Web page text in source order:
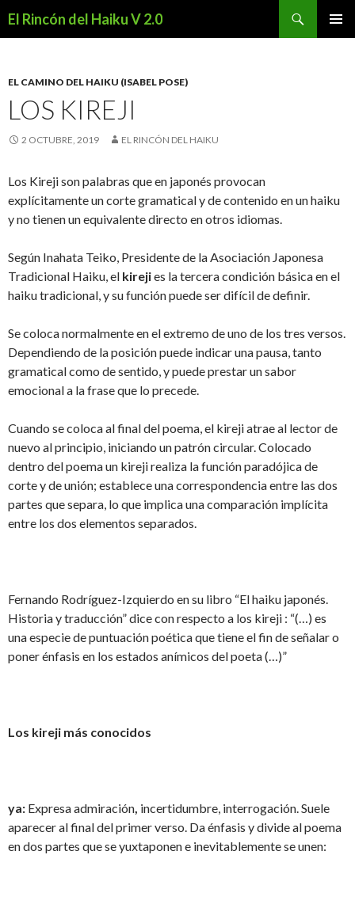
El Rincón del Haiku V 2.0
EL CAMINO DEL HAIKU (ISABEL POSE)
LOS KIREJI
2 OCTUBRE, 2019 EL RINCÓN DEL HAIKU
Los Kireji son palabras que en japonés provocan
explícitamente un corte gramatical y de contenido en un haiku
y no tienen un equivalente directo en otros idiomas.
Según Inahata Teiko, Presidente de la Asociación Japonesa
Tradicional Haiku, el kirejies la tercera condición básica en el
haiku tradicional, y su función puede ser difícil de definir.
Se coloca normalmente en el extremo de uno de los tres versos.
Dependiendo de la posición puede indicar una pausa, tanto
gramatical como de sentido, y puede prestar un sabor
emocional a la frase que lo precede.
Cuando se coloca al final del poema, el kireji atrae al lector de
nuevo al principio, iniciando un patrón circular. Colocado
dentro del poema un kireji realiza la función paradójica de
corte y de unión; establece una correspondencia entre las dos
partes que separa, lo que implica una comparación implícita
entre los dos elementos separados.
Fernando Rodríguez-Izquierdo en su libro “El haiku japonés.
Historia y traducción” dice con respecto a los kireji : “(…) es
una especie de puntuación poética que tiene el fin de señalar o
poner énfasis en los estados anímicos del poeta (…)”
Los kireji más conocidos
ya: Expresa admiración, incertidumbre, interrogación. Suele
aparecer al final del primer verso. Da énfasis y divide al poema
en dos partes que se yuxtaponen e inevitablemente se unen: